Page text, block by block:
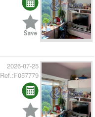
2026-07-25
Ref.:F057779